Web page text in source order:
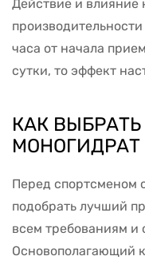
Действие и влияние
часа от начала
сутки, то эффект
КАК
МОНОГИДРАТ
Перед спортсменом
подобрать лучший
всем требованиям и
Основополагающий